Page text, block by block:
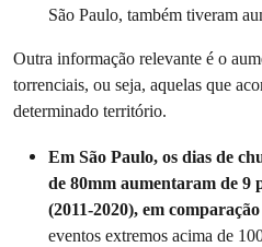
São Paulo, também tiveram
Outra informação relevante é o
torrenciais, ou seja, aquelas que
determinado território.
Em São Paulo, os dias de
de 80mm aumentaram de 9
(2011-2020), em
eventos extremos acima de